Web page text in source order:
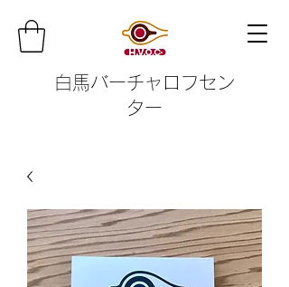
白馬バーチャロフセン
ター